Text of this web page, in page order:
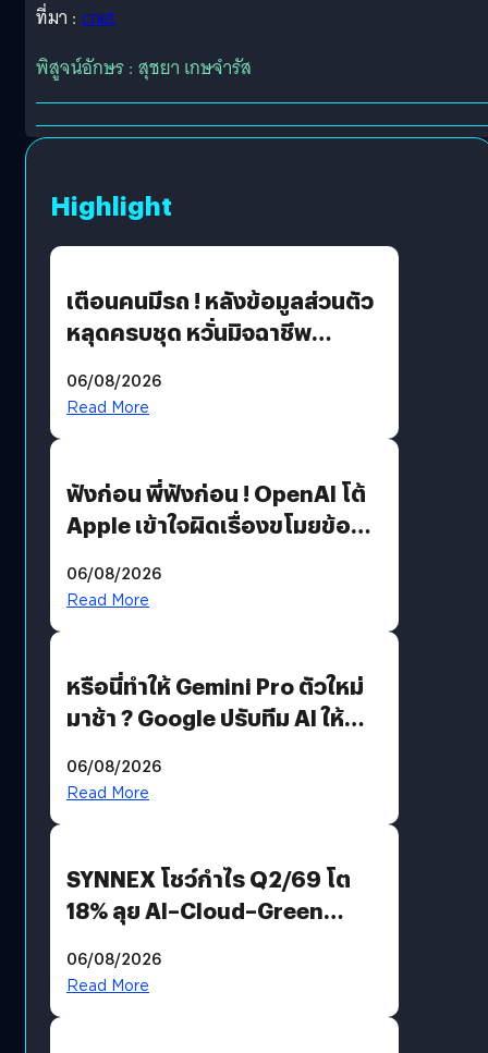
ที่มา : cnet
พิสูจน์อักษร : สุชยา เกษจำรัส
Highlight
เตือนคนมีรถ ! หลังข้อมูลส่วนตัว
หลุดครบชุด หวั่นมิจฉาชีพ
รหัสผ่านหลุด ไม่ใช่แฮกเกอร์
06/08/2026
Read More
ฟังก่อน พี่ฟังก่อน ! OpenAI โต้
Apple เข้าใจผิดเรื่องขโมยข้อมูล
06/08/2026
Read More
หรือนี่ทำให้ Gemini Pro ตัวใหม่
มาช้า ? Google ปรับทีม AI ให้
AGI
06/08/2026
Read More
SYNNEX โชว์กำไร Q2/69 โต
18% ลุย AI–Cloud–Green
Revenue เร่งเครื่อง New
06/08/2026
Read More